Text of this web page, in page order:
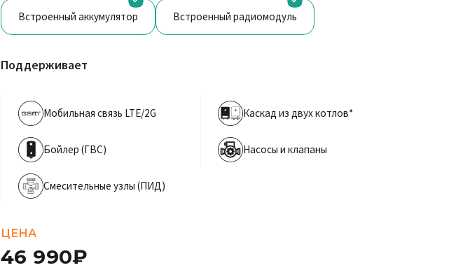
Встроенный аккумулятор Встроенный радиомодуль
Поддерживает
Мобильная связь LTE/2G Каскад из двух котлов*
Бойлер (ГВС) Насосы и клапаны
Смесительные узлы (ПИД)
ЦЕНА
46 990₽